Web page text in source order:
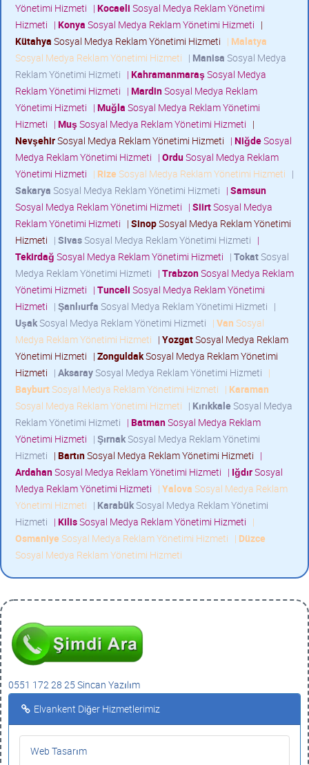
Yönetimi Hizmeti | Kocaeli Sosyal Medya Reklam Yönetimi
Hizmeti | Konya Sosyal Medya Reklam Yönetimi Hizmeti |
Kütahya Sosyal Medya Reklam Yönetimi Hizmeti | Malatya
Sosyal Medya Reklam Yönetimi Hizmeti | Manisa Sosyal Medya
Reklam Yönetimi Hizmeti | KahramanmaraşSosyal Medya
Reklam Yönetimi Hizmeti | MardinSosyal Medya Reklam
Yönetimi Hizmeti | Muğla Sosyal Medya Reklam Yönetimi
Hizmeti | MuşSosyal Medya Reklam Yönetimi Hizmeti |
NevşehirSosyal Medya Reklam Yönetimi Hizmeti | NiğdeSosyal
Medya Reklam Yönetimi Hizmeti | OrduSosyal Medya Reklam
Yönetimi Hizmeti | Rize Sosyal Medya Reklam Yönetimi Hizmeti |
Sakarya Sosyal Medya Reklam Yönetimi Hizmeti | Samsun
Sosyal Medya Reklam Yönetimi Hizmeti | SiirtSosyal Medya
Reklam Yönetimi Hizmeti | SinopSosyal Medya Reklam Yönetimi
Hizmeti | SivasSosyal Medya Reklam Yönetimi Hizmeti |
Tekirdağ Sosyal Medya Reklam Yönetimi Hizmeti | TokatSosyal
Medya Reklam Yönetimi Hizmeti | TrabzonSosyal Medya Reklam
Yönetimi Hizmeti | Tunceli Sosyal Medya Reklam Yönetimi
Hizmeti | Şanlıurfa Sosyal Medya Reklam Yönetimi Hizmeti |
UşakSosyal Medya Reklam Yönetimi Hizmeti | Van Sosyal
Medya Reklam Yönetimi Hizmeti | YozgatSosyal Medya Reklam
Yönetimi Hizmeti | ZonguldakSosyal Medya Reklam Yönetimi
Hizmeti | AksaraySosyal Medya Reklam Yönetimi Hizmeti |
BayburtSosyal Medya Reklam Yönetimi Hizmeti | Karaman
Sosyal Medya Reklam Yönetimi Hizmeti | Kırıkkale Sosyal Medya
Reklam Yönetimi Hizmeti | BatmanSosyal Medya Reklam
Yönetimi Hizmeti | ŞırnakSosyal Medya Reklam Yönetimi
Hizmeti | BartınSosyal Medya Reklam Yönetimi Hizmeti |
ArdahanSosyal Medya Reklam Yönetimi Hizmeti | IğdırSosyal
Medya Reklam Yönetimi Hizmeti | Yalova Sosyal Medya Reklam
Yönetimi Hizmeti | KarabükSosyal Medya Reklam Yönetimi
Hizmeti | KilisSosyal Medya Reklam Yönetimi Hizmeti |
Osmaniye Sosyal Medya Reklam Yönetimi Hizmeti | Düzce
Sosyal Medya Reklam Yönetimi Hizmeti
0551 172 28 25 Sincan Yazılım
Elvankent Diğer Hizmetlerimiz
Web Tasarım